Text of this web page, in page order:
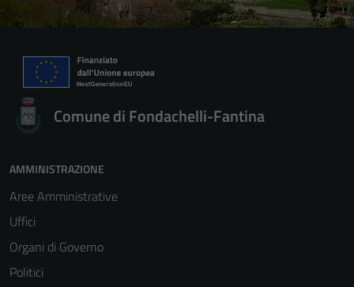
Comune di Fondachelli-Fantina
AMMINISTRAZIONE
Aree Amministrative
Uffici
Organi di Governo
Politici